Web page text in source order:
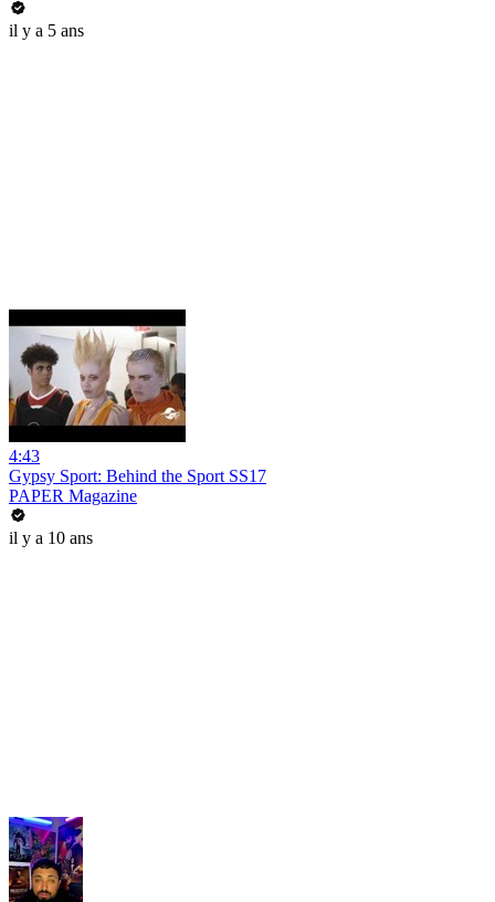
il y a 5 ans
4:43
Gypsy Sport: Behind the Sport SS17
PAPER Magazine
il y a 10 ans